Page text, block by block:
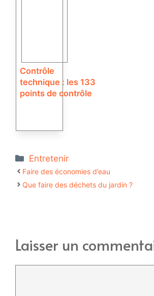
Contrôle
technique : les 133
points de contrôle
Catégories
Entretenir
Faire des économies d’eau
Que faire des déchets du jardin ?
Laisser un